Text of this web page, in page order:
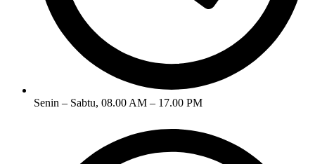
Senin – Sabtu, 08.00 AM – 17.00 PM